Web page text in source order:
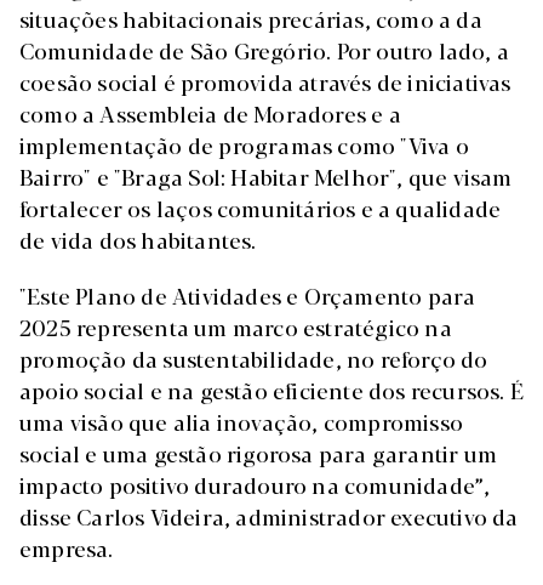
situações habitacionais precárias, como a da
Comunidade de São Gregório. Por outro lado, a
coesão social é promovida através de iniciativas
como a Assembleia de Moradores e a
implementação de programas como "Viva o
Bairro" e "Braga Sol: Habitar Melhor", que visam
fortalecer os laços comunitários e a qualidade
de vida dos habitantes.
"Este Plano de Atividades e Orçamento para
2025 representa um marco estratégico na
promoção da sustentabilidade, no reforço do
apoio social e na gestão eficiente dos recursos. É
uma visão que alia inovação, compromisso
social e uma gestão rigorosa para garantir um
impacto positivo duradouro na comunidade”,
disse Carlos Videira, administrador executivo da
empresa.